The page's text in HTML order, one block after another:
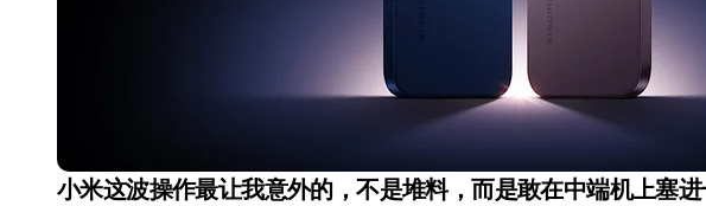
AirTag 新版到底香不香？一篇帮你避坑+种草
净利润暴跌7.7%，苏泊尔开始靠“擦边”续命了？
小米这波操作最让我意外的，不是堆料，而是敢在中端机上塞